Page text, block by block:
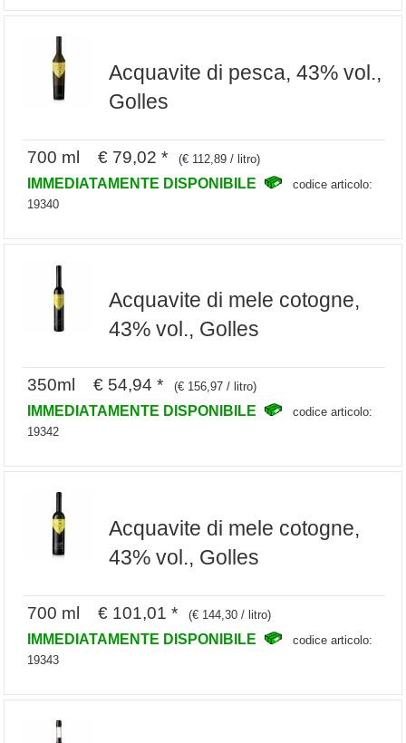
Acquavite di pesca, 43% vol.,
Golles
700 ml € 79,02 * (€ 112,89 / litro)
IMMEDIATAMENTE DISPONIBILE
codice articolo:
19340
Acquavite di mele cotogne,
43% vol., Golles
350ml € 54,94 * (€ 156,97 / litro)
IMMEDIATAMENTE DISPONIBILE
codice articolo:
19342
Acquavite di mele cotogne,
43% vol., Golles
700 ml € 101,01 * (€ 144,30 / litro)
IMMEDIATAMENTE DISPONIBILE
codice articolo:
19343